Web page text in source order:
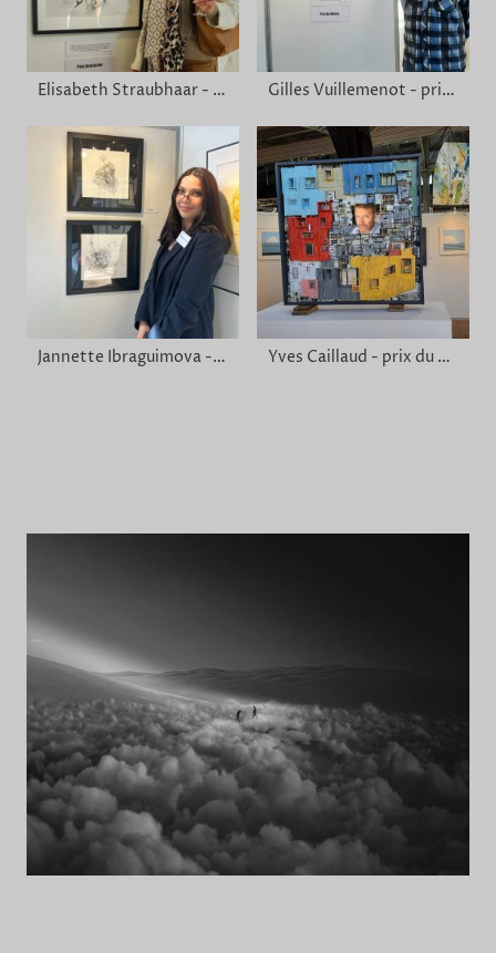
Elisabeth Straubhaar - prix Artension Gilles Vuillemenot - prix du thème - photo
Jannette Ibraguimova - prix du thème - dessin Yves Caillaud - prix du public (prix du Sel en 2021)